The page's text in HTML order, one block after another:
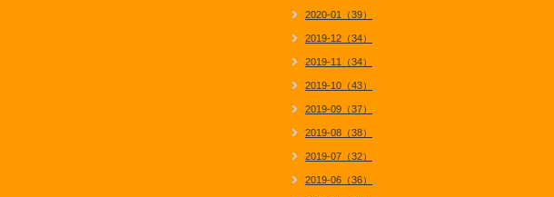
2020-01（39）
2019-12（34）
2019-11（34）
2019-10（43）
2019-09（37）
2019-08（38）
2019-07（32）
2019-06（36）